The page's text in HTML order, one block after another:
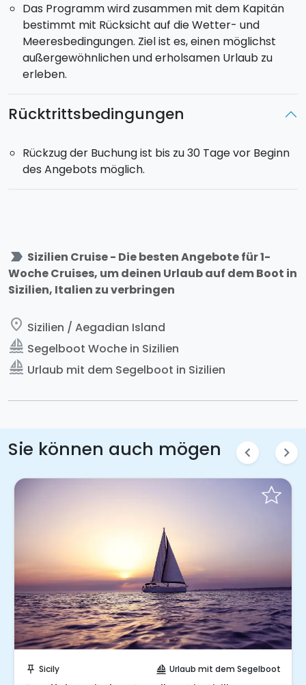
Das Programm wird zusammen mit dem Kapitän
bestimmt mit Rücksicht auf die Wetter- und
Meeresbedingungen. Ziel ist es, einen möglichst
außergewöhnlichen und erholsamen Urlaub zu
erleben.
Rücktrittsbedingungen
Rückzug der Buchung ist bis zu 30 Tage vor Beginn
des Angebots möglich.
label_important Sizilien Cruise - Die besten Angebote für 1-
Woche Cruises, um deinen Urlaub auf dem Boot in
Sizilien, Italien zu verbringen
place Sizilien / Aegadian Island
sailing Segelboot Woche in Sizilien
sailing Urlaub mit dem Segelboot in Sizilien
Sie können auch mögen chevron_left chevron_right
push_pin Sicily sailing Urlaub mit dem Segelboot